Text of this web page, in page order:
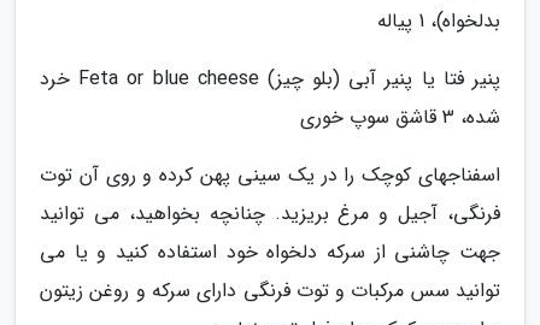
بدلخواه)، 1 پیاله
پنیر فتا یا پنیر آبی (بلو چیز) Feta or blue cheese خرد
شده، 3 قاشق سوپ خوری
اسفناجهای کوچک را در یک سینی پهن کرده و روی آن توت
فرنگی، آجیل و مرغ بریزید. چنانچه بخواهید، می توانید
جهت چاشنی از سرکه دلخواه خود استفاده کنید و یا می
توانید سس مرکبات و توت فرنگی دارای سرکه و روغن زیتون